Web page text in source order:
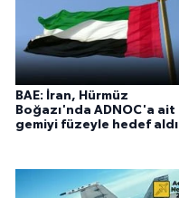
BAE: İran, Hürmüz
Boğazı'nda ADNOC'a ait
gemiyi füzeyle hedef aldı